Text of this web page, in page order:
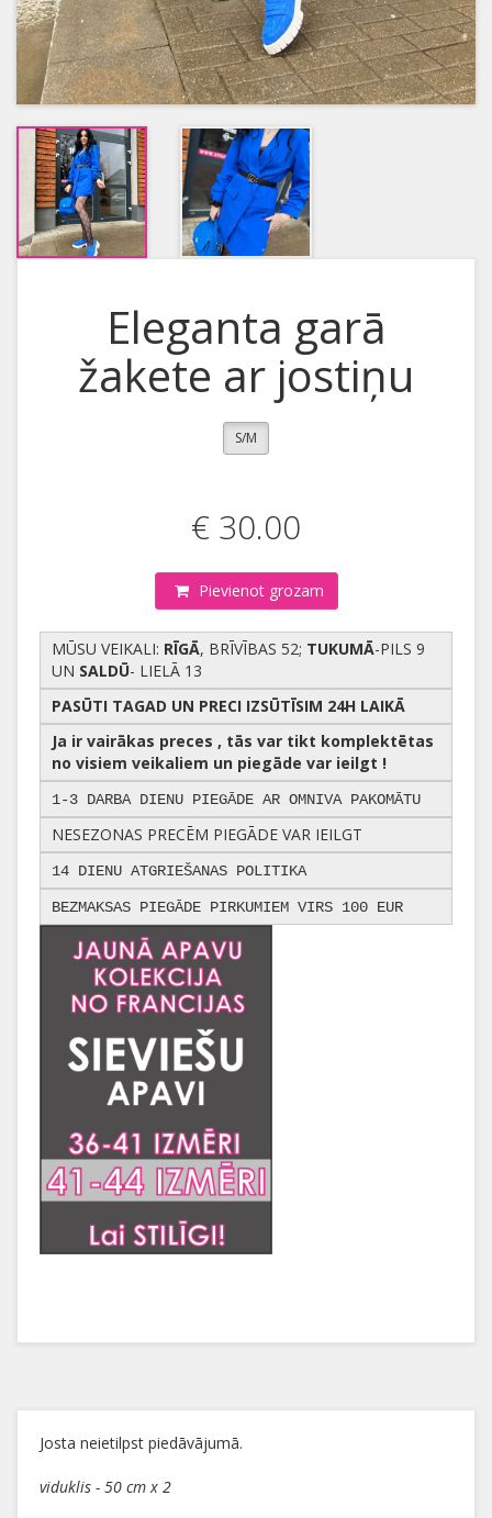
Eleganta garā
žakete ar jostiņu
S/M
€ 30.00
Pievienot grozam
MŪSU VEIKALI: RĪGĀ, BRĪVĪBAS 52; TUKUMĀ-PILS 9
UN SALDŪ- LIELĀ 13
PASŪTI TAGAD UN PRECI IZSŪTĪSIM 24H LAIKĀ
Ja ir vairākas preces , tās var tikt komplektētas
no visiem veikaliem un piegāde var ieilgt !
1-3 DARBA DIENU PIEGĀDE AR OMNIVA PAKOMĀTU
NESEZONAS PRECĒM PIEGĀDE VAR IEILGT
14 DIENU ATGRIEŠANAS POLITIKA
BEZMAKSAS PIEGĀDE PIRKUMIEM VIRS 100 EUR
Josta neietilpst piedāvājumā.
viduklis - 50 cm x 2